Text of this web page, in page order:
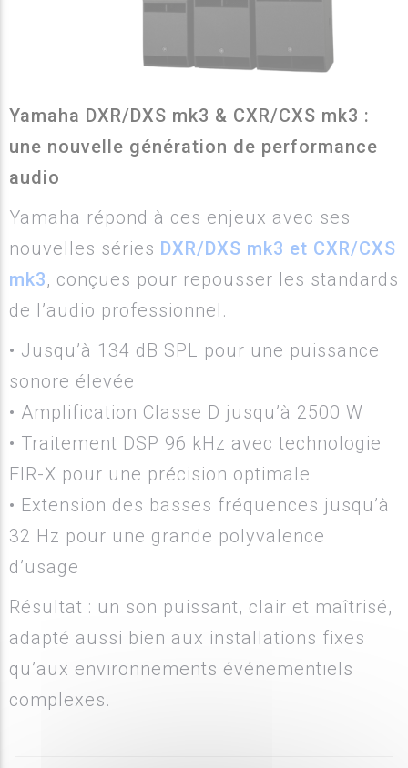
Yamaha DXR/DXS mk3 & CXR/CXS mk3 :
une nouvelle génération de performance
audio
Yamaha répond à ces enjeux avec ses
nouvelles séries DXR/DXS mk3 et CXR/CXS
mk3, conçues pour repousser les standards
de l’audio professionnel.
• Jusqu’à 134 dB SPL pour une puissance
sonore élevée
• Amplification Classe D jusqu’à 2500 W
• Traitement DSP 96 kHz avec technologie
FIR-X pour une précision optimale
• Extension des basses fréquences jusqu’à
32 Hz pour une grande polyvalence
d’usage
Résultat : un son puissant, clair et maîtrisé,
adapté aussi bien aux installations fixes
qu’aux environnements événementiels
complexes.